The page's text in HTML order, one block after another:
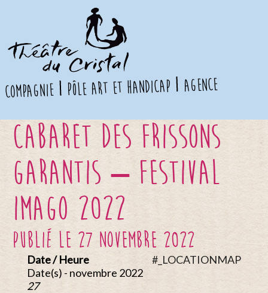
compagnie pôle art et handicap agence
Cabaret des frissons
garantis – Festival
IMAGO 2022
publié le 27 novembre 2022
#_LOCATIONMAP
Date / Heure
Date(s) - novembre 2022
27